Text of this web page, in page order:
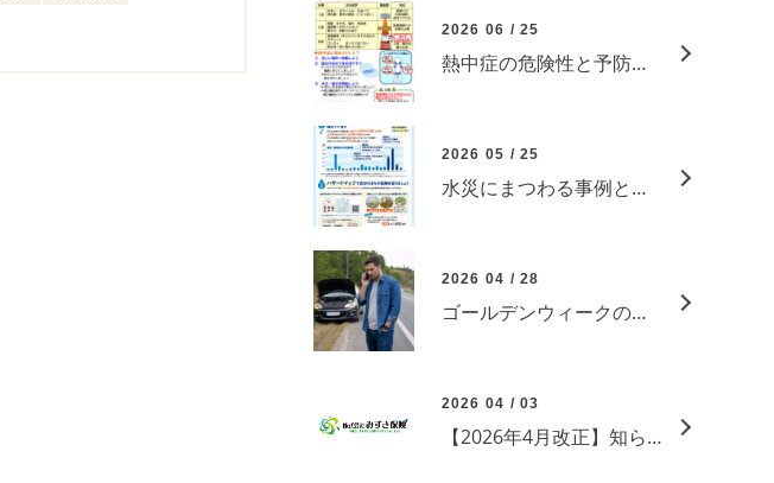
2026 06 / 25
熱中症の危険性と予防について
2026 05 / 25
水災にまつわる事例と予防
2026 04 / 28
ゴールデンウィークのお出かけ前に！自動車保険のロードサービスを確認していますか？
2026 04 / 03
【2026年4月改正】知らないと危険！自転車・自動車のルール変更をわかりやすく解説